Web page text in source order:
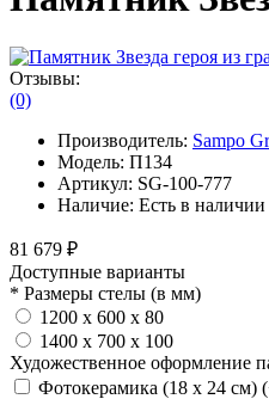
Отзывы:
(0)
Производитель: Sampo
Модель: П134
Артикул: SG-100-777
Наличие: Есть в наличии
81 679 ₽
Доступные варианты
* Размеры стелы (в мм)
1200 х 600 х 80
1400 х 700 х 100
Художественное оформление
Фотокерамика (18 х 24 см)